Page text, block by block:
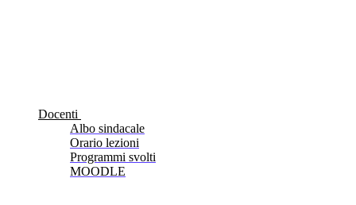
Docenti
Albo sindacale
Orario lezioni
Programmi svolti
MOODLE